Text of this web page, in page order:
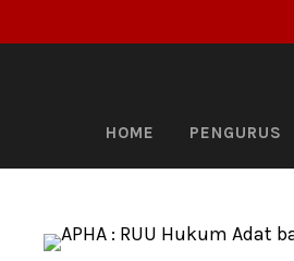
HOME PENGURUS